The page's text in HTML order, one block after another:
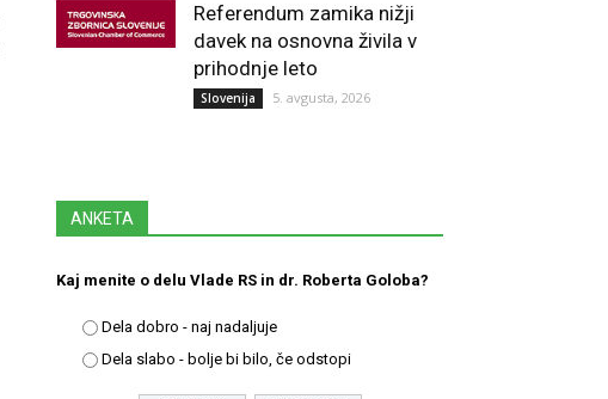
Referendum zamika nižji
davek na osnovna živila v
prihodnje leto
Slovenija 5. avgusta, 2026
ANKETA
Kaj menite o delu Vlade RS in dr. Roberta Goloba?
Dela dobro - naj nadaljuje
Dela slabo - bolje bi bilo, če odstopi